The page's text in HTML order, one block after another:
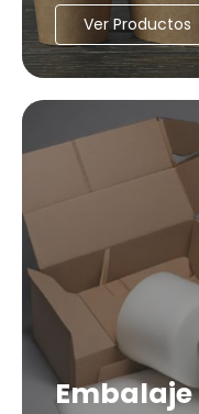
Ver Productos
Embalaje